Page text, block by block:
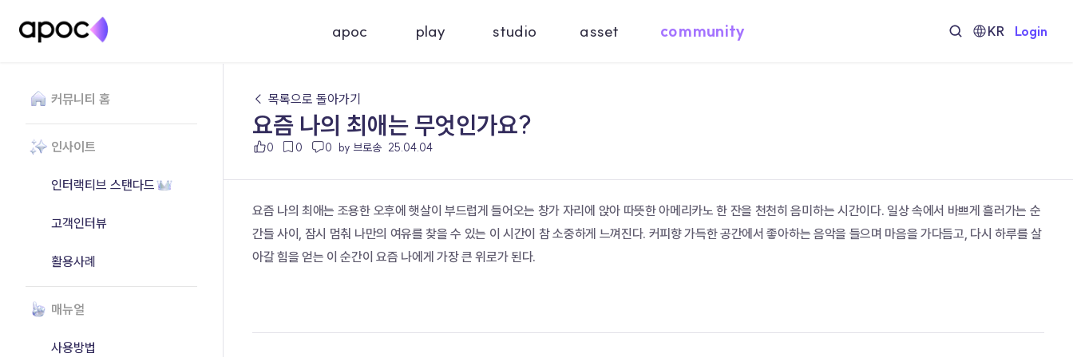
apoc play studio asset community KR Login
커뮤니티 홈
인사이트
인터랙티브 스탠다드
고객인터뷰
활용사례
매뉴얼
사용방법
← 목록으로 돌아가기
요즘 나의 최애는 무엇인가요?
0 0 0 by 브로송 25.04.04
요즘 나의 최애는 조용한 오후에 햇살이 부드럽게 들어오는 창가 자리에 앉아 따뜻한 아메리카노 한 잔을 천천히 음미하는 시간이다. 일상 속에서 바쁘게 흘러가는 순
간들 사이, 잠시 멈춰 나만의 여유를 찾을 수 있는 이 시간이 참 소중하게 느껴진다. 커피향 가득한 공간에서 좋아하는 음악을 들으며 마음을 가다듬고, 다시 하루를 살
아갈 힘을 얻는 이 순간이 요즘 나에게 가장 큰 위로가 된다.